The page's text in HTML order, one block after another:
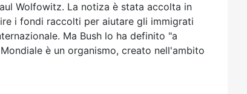
Wolfowitz. La notiza è stata accolta in
i fondi raccolti per aiutare gli immigrati
Ma Bush lo ha definito "a
è un organismo, creato nell'ambito